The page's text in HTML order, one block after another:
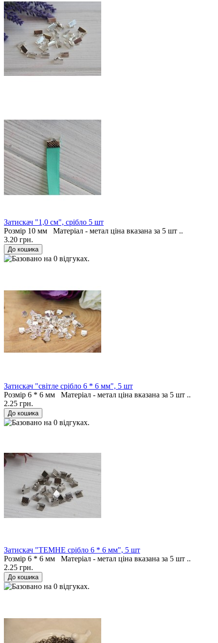
Затискач "1,0 см", срібло 5 шт
Розмір 10 мм Матеріал - метал ціна вказана за 5 шт ..
3.20 грн.
Затискач "світле срібло 6 * 6 мм", 5 шт
Розмір 6 * 6 мм Матеріал - метал ціна вказана за 5 шт ..
2.25 грн.
Затискач "ТЕМНЕ срібло 6 * 6 мм", 5 шт
Розмір 6 * 6 мм Матеріал - метал ціна вказана за 5 шт ..
2.25 грн.